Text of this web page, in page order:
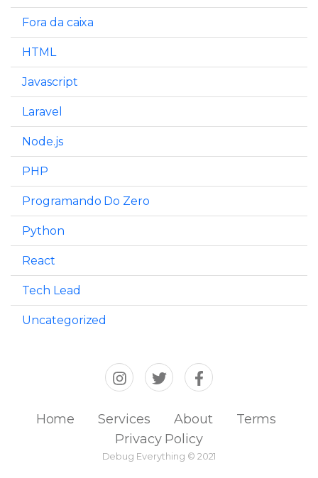
Fora da caixa
HTML
Javascript
Laravel
Node.js
PHP
Programando Do Zero
Python
React
Tech Lead
Uncategorized
Home Services About
Terms
Privacy Policy
Debug Everything © 2021